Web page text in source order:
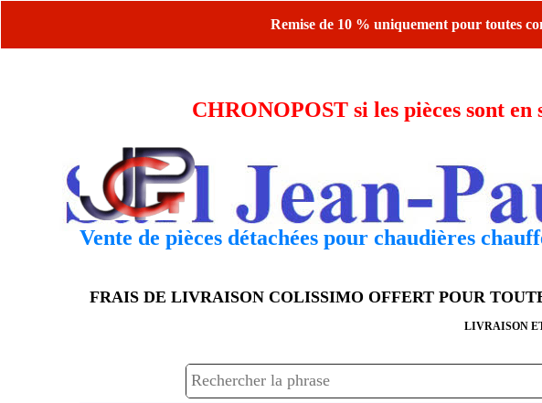
Remise de 10 % uniquement pour toutes
CHRONOPOST si les pièces sont
Vente de pièces détachées pour chaudières
FRAIS DE LIVRAISON COLISSIMO OFFERT POUR
LIVRAISON